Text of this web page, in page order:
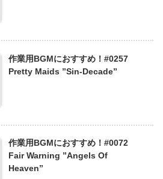
作業用BGMにおすすめ！#0257
Pretty Maids ”Sin-Decade”
作業用BGMにおすすめ！#0072
Fair Warning ”Angels Of
Heaven”